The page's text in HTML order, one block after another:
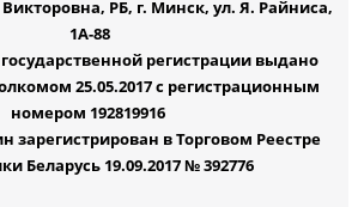
РБ, г. Минск, ул. Я. Райниса,
1А-88
регистрации выдано
25.05.2017 с регистрационным
номером 192819916
зарегистрирован в Торговом Реестре
Беларусь 19.09.2017 № 392776